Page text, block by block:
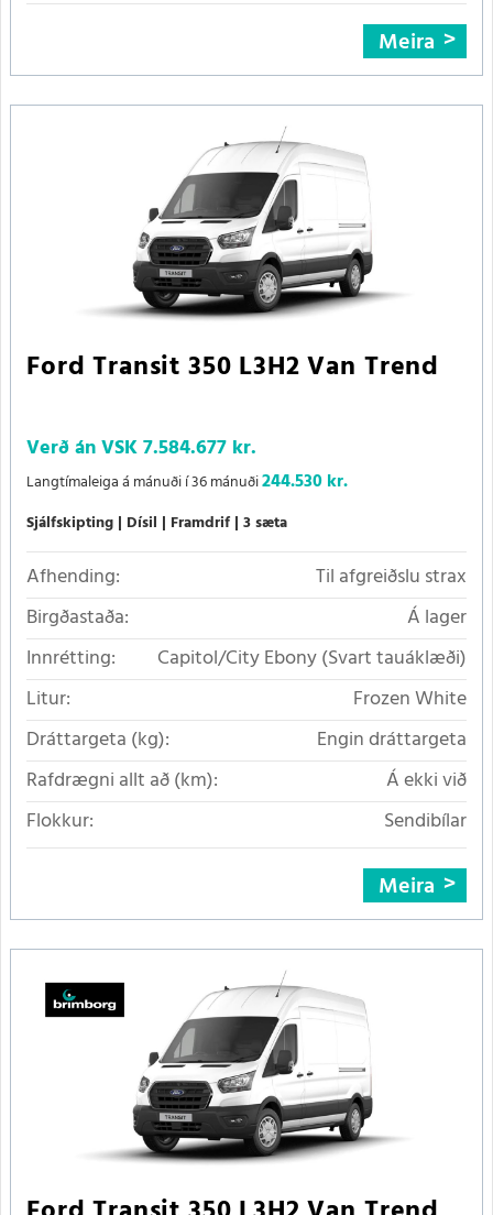
Meira
Ford Transit 350 L3H2 Van Trend
Verð án VSK7.584.677 kr.
Langtímaleiga á mánuði í 36 mánuði244.530 kr.
Sjálfskipting Dísil Framdrif 3 sæta
Afhending:
Til afgreiðslu strax
Birgðastaða:
Á lager
Innrétting:
Capitol/City Ebony (Svart tauáklæði)
Litur:
Frozen White
Dráttargeta (kg):
Engin dráttargeta
Rafdrægni allt að (km):
Á ekki við
Flokkur:
Sendibílar
Meira